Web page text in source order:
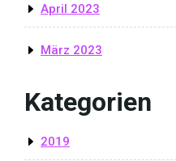
April 2023
März 2023
Kategorien
2019